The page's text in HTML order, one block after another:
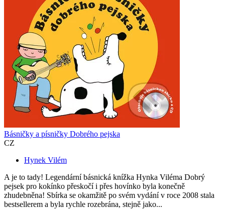
Básničky a písničky Dobrého pejska
CZ
Hynek Vilém
A je to tady! Legendární básnická knížka Hynka Viléma Dobrý
pejsek pro kokínko přeskočí i přes hovínko byla konečně
zhudebněna! Sbírka se okamžitě po svém vydání v roce 2008 stala
bestsellerem a byla rychle rozebrána, stejně jako...